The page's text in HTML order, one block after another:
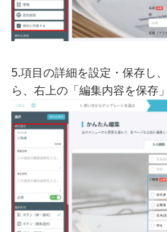
5.項目の詳細を設定・保存し
ら、右上の「編集内容を保存